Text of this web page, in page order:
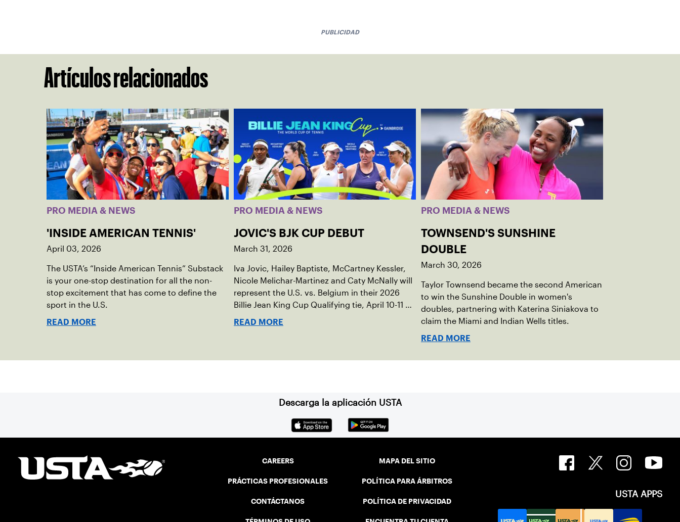
PUBLICIDAD
Artículos relacionados
PRO MEDIA & NEWS
'INSIDE AMERICAN TENNIS'
April 03, 2026
The USTA’s “Inside American Tennis” Substack
is your one-stop destination for all the non-
stop excitement that has come to define the
sport in the U.S.
READ MORE
PRO MEDIA & NEWS
JOVIC'S BJK CUP DEBUT
March 31, 2026
Iva Jovic, Hailey Baptiste, McCartney Kessler,
Nicole Melichar-Martinez and Caty McNally will
represent the U.S. vs. Belgium in their 2026
Billie Jean King Cup Qualifying tie, April 10-11 on
indoor red clay in Ostend, Belgium.
READ MORE
PRO MEDIA & NEWS
TOWNSEND'S SUNSHINE
DOUBLE
March 30, 2026
Taylor Townsend became the second American
to win the Sunshine Double in women's
doubles, partnering with Katerina Siniakova to
claim the Miami and Indian Wells titles.
READ MORE
Descarga la aplicación USTA
CAREERS
PRÁCTICAS PROFESIONALES
CONTÁCTANOS
MAPA DEL SITIO
POLÍTICA PARA ÁRBITROS
POLÍTICA DE PRIVACIDAD
USTA APPS